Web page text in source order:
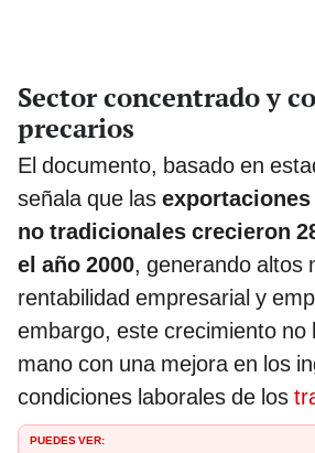
Sector concentrado y
precarios
El documento, basado en
señala que las
no tradicionales crecieron
el año 2000, generando altos
rentabilidad empresarial y
embargo, este crecimiento no
mano con una mejora en los
condiciones laborales de los
PUEDES VER: